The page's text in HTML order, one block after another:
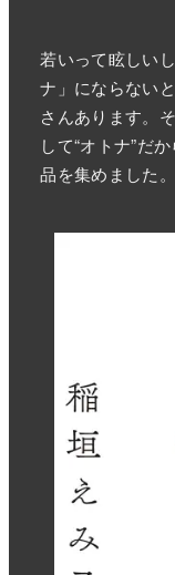
若いって眩しい
ナ」にならない
さんあります。
して“オトナ”だ
品を集めました。